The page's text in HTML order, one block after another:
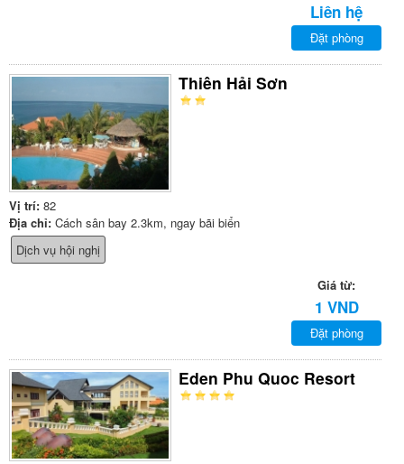
Liên hệ
Đặt phòng
Thiên Hải Sơn
Vị trí: 82
Địa chỉ: Cách sân bay 2.3km, ngay bãi biển
Dịch vụ hội nghị
Giá từ:
1 VND
Đặt phòng
Eden Phu Quoc Resort